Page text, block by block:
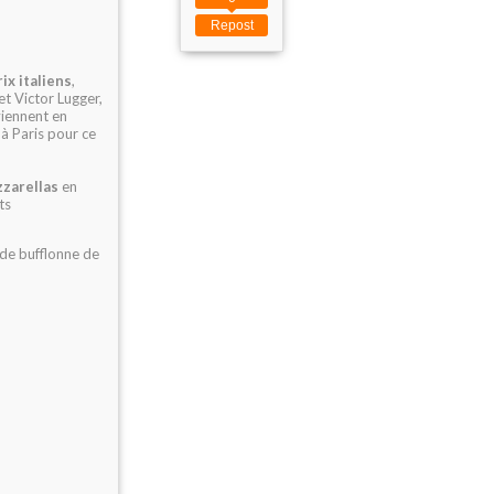
italiens,
Victor Lugger,
en
Paris pour ce
en
bufflonne de
Repost